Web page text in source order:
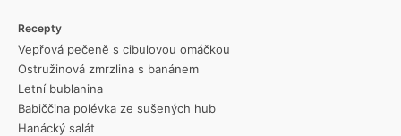
Recepty
Vepřová pečeně s cibulovou omáčkou
Ostružinová zmrzlina s banánem
Letní bublanina
Babiččina polévka ze sušených hub
Hanácký salát